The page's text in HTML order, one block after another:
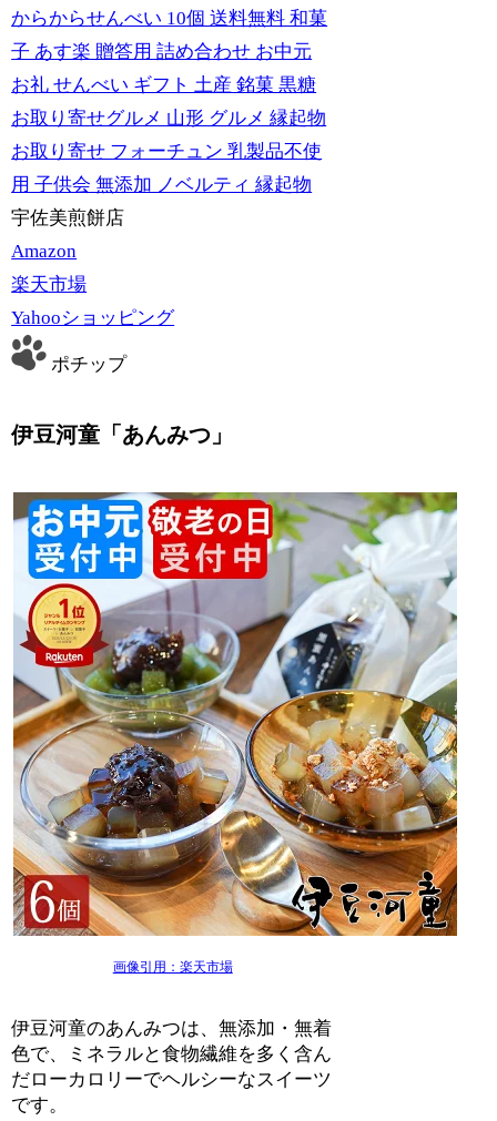
からからせんべい 10個 送料無料 和菓
子 あす楽 贈答用 詰め合わせ お中元
お礼 せんべい ギフト 土産 銘菓 黒糖
お取り寄せグルメ 山形 グルメ 縁起物
お取り寄せ フォーチュン 乳製品不使
用 子供会 無添加 ノベルティ 縁起物
宇佐美煎餅店
Amazon
楽天市場
Yahooショッピング
ポチップ
伊豆河童「あんみつ」
画像引用：楽天市場
伊豆河童のあんみつは、無添加・無着
色で、ミネラルと食物繊維を多く含ん
だローカロリーでヘルシーなスイーツ
です。